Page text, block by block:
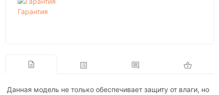
Гарантия
Данная модель не только обеспечивает защиту от влаги, но